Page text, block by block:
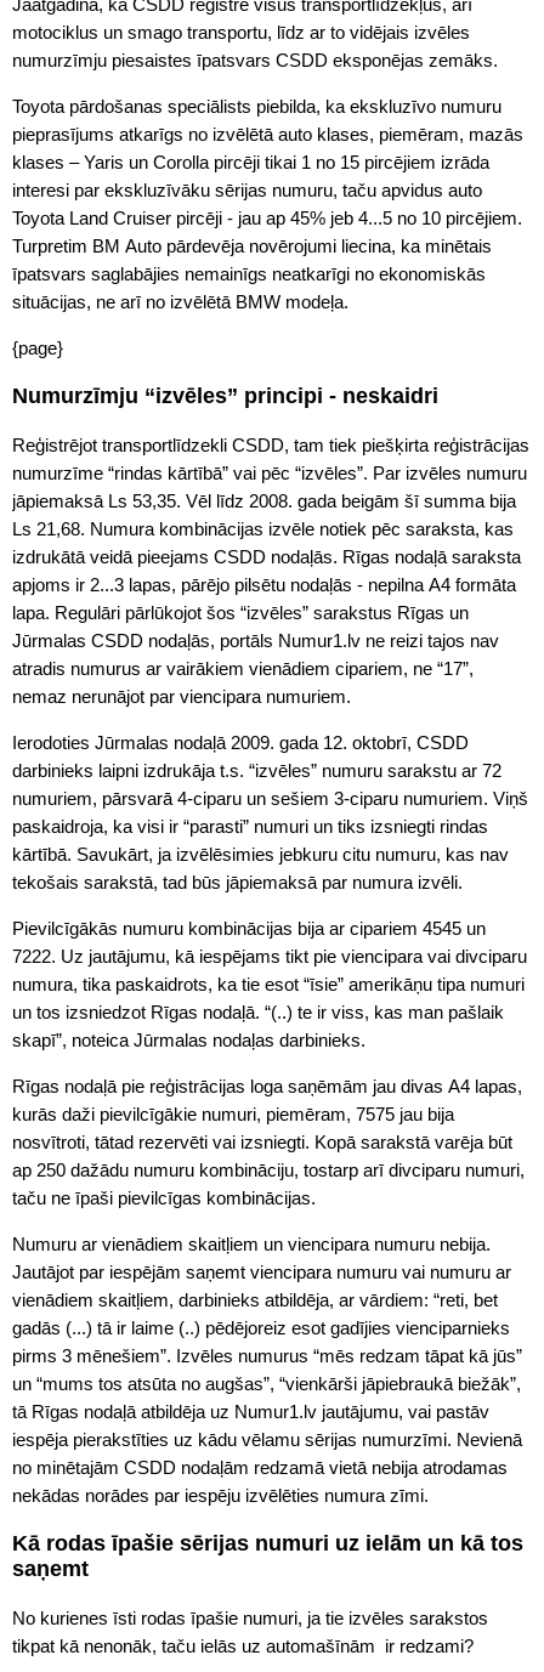
Jāatgādina, ka CSDD reģistrē visus transportlīdzekļus, arī
motociklus un smago transportu, līdz ar to vidējais izvēles
numurzīmju piesaistes īpatsvars CSDD eksponējas zemāks.
Toyota pārdošanas speciālists piebilda, ka ekskluzīvo numuru
pieprasījums atkarīgs no izvēlētā auto klases, piemēram, mazās
klases – Yaris un Corolla pircēji tikai 1 no 15 pircējiem izrāda
interesi par ekskluzīvāku sērijas numuru, taču apvidus auto
Toyota Land Cruiser pircēji - jau ap 45% jeb 4...5 no 10 pircējiem.
Turpretim BM Auto pārdevēja novērojumi liecina, ka minētais
īpatsvars saglabājies nemainīgs neatkarīgi no ekonomiskās
situācijas, ne arī no izvēlētā BMW modeļa.
{page}
Numurzīmju “izvēles” principi - neskaidri
Reģistrējot transportlīdzekli CSDD, tam tiek piešķirta reģistrācijas
numurzīme “rindas kārtībā” vai pēc “izvēles”. Par izvēles numuru
jāpiemaksā Ls 53,35. Vēl līdz 2008. gada beigām šī summa bija
Ls 21,68. Numura kombinācijas izvēle notiek pēc saraksta, kas
izdrukātā veidā pieejams CSDD nodaļās. Rīgas nodaļā saraksta
apjoms ir 2...3 lapas, pārējo pilsētu nodaļās - nepilna A4 formāta
lapa. Regulāri pārlūkojot šos “izvēles” sarakstus Rīgas un
Jūrmalas CSDD nodaļās, portāls Numur1.lv ne reizi tajos nav
atradis numurus ar vairākiem vienādiem cipariem, ne “17”,
nemaz nerunājot par viencipara numuriem.
Ierodoties Jūrmalas nodaļā 2009. gada 12. oktobrī, CSDD
darbinieks laipni izdrukāja t.s. “izvēles” numuru sarakstu ar 72
numuriem, pārsvarā 4-ciparu un sešiem 3-ciparu numuriem. Viņš
paskaidroja, ka visi ir “parasti” numuri un tiks izsniegti rindas
kārtībā. Savukārt, ja izvēlēsimies jebkuru citu numuru, kas nav
tekošais sarakstā, tad būs jāpiemaksā par numura izvēli.
Pievilcīgākās numuru kombinācijas bija ar cipariem 4545 un
7222. Uz jautājumu, kā iespējams tikt pie viencipara vai divciparu
numura, tika paskaidrots, ka tie esot “īsie” amerikāņu tipa numuri
un tos izsniedzot Rīgas nodaļā. “(..) te ir viss, kas man pašlaik
skapī”, noteica Jūrmalas nodaļas darbinieks.
Rīgas nodaļā pie reģistrācijas loga saņēmām jau divas A4 lapas,
kurās daži pievilcīgākie numuri, piemēram, 7575 jau bija
nosvītroti, tātad rezervēti vai izsniegti. Kopā sarakstā varēja būt
ap 250 dažādu numuru kombināciju, tostarp arī divciparu numuri,
taču ne īpaši pievilcīgas kombinācijas.
Numuru ar vienādiem skaitļiem un viencipara numuru nebija.
Jautājot par iespējām saņemt viencipara numuru vai numuru ar
vienādiem skaitļiem, darbinieks atbildēja, ar vārdiem: “reti, bet
gadās (...) tā ir laime (..) pēdējoreiz esot gadījies vienciparnieks
pirms 3 mēnešiem”. Izvēles numurus “mēs redzam tāpat kā jūs”
un “mums tos atsūta no augšas”, “vienkārši jāpiebraukā biežāk”,
tā Rīgas nodaļā atbildēja uz Numur1.lv jautājumu, vai pastāv
iespēja pierakstīties uz kādu vēlamu sērijas numurzīmi. Nevienā
no minētajām CSDD nodaļām redzamā vietā nebija atrodamas
nekādas norādes par iespēju izvēlēties numura zīmi.
Kā rodas īpašie sērijas numuri uz ielām un kā tos
saņemt
No kurienes īsti rodas īpašie numuri, ja tie izvēles sarakstos
tikpat kā nenonāk, taču ielās uz automašīnām ir redzami?